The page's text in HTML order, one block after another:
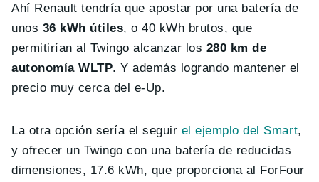
Ahí Renault tendría que apostar por una batería de
unos 36 kWh útiles, o 40 kWh brutos, que
permitirían al Twingo alcanzar los 280 km de
autonomía WLTP. Y además logrando mantener el
precio muy cerca del e-Up.
La otra opción sería el seguir el ejemplo del Smart,
y ofrecer un Twingo con una batería de reducidas
dimensiones, 17.6 kWh, que proporciona al ForFour